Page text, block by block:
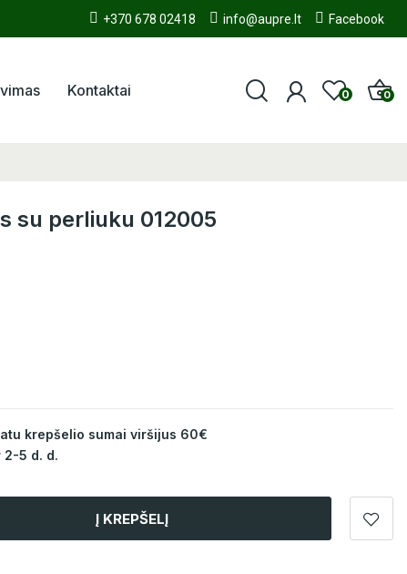
+370 678 02418 info@aupre.lt Facebook
Kontaktai 0 0
su perliuku 012005
krepšelio sumai viršijus 60€
2-5 d. d.
Į KREPŠELĮ